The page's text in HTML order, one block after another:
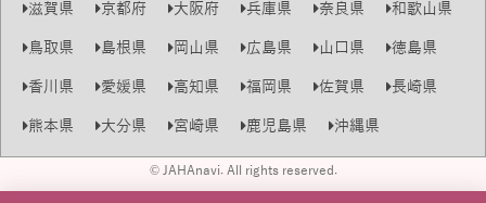
滋賀県
京都府 大阪府 兵庫県 奈良県
和歌山県
鳥取県
島根県 岡山県 広島県 山口県
徳島県
香川県
愛媛県 高知県 福岡県 佐賀県
長崎県
熊本県
大分県 宮崎県 鹿児島県 沖縄県
© JAHAnavi. All rights reserved.